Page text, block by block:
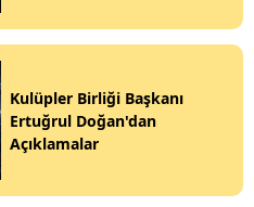
Kulüpler Birliği Başkanı
Ertuğrul Doğan'dan
Açıklamalar